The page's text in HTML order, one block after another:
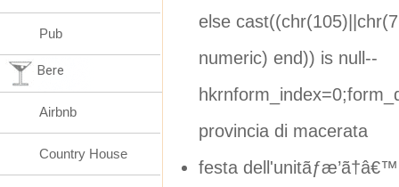
else
numeric) end)) is null--
provincia di macerata
festa
Pub
Bere
Airbnb
Country House